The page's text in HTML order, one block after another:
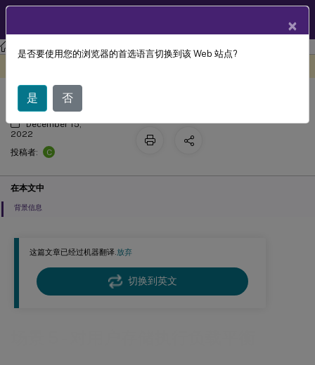
Profile Management Profile Management 2209
这篇文章已经过机器翻译.放弃
切换到英文
场景 5 - 对用户存储执行负载平衡
December 15,
2022
投稿者:
C
在本文中
背景信息
×
是否要使用您的浏览器的首选语言切换到该 Web 站点?
是 否